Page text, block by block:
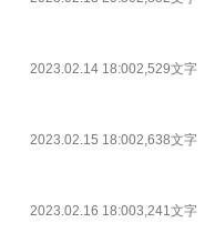
2023.02.14 18:002,529文字
2023.02.15 18:002,638文字
2023.02.16 18:003,241文字